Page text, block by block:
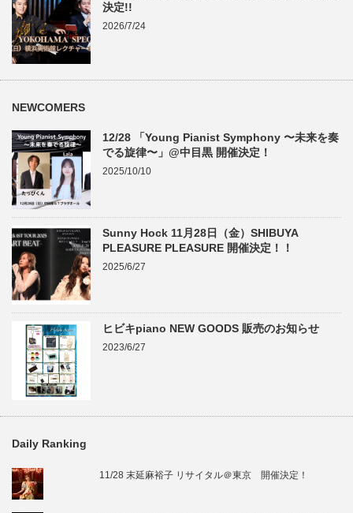
決定!!
2026/7/24
NEWCOMERS
12/28 「Young Pianist Symphony 〜未来を奏
でる旋律〜」@中目黒 開催決定！
2025/10/10
Sunny Hock 11月28日（金）SHIBUYA
PLEASURE PLEASURE 開催決定！！
2025/6/27
ヒビキpiano NEW GOODS 販売のお知らせ
2023/6/27
Daily Ranking
11/28 末延麻裕子 リサイタル＠東京 開催決定！